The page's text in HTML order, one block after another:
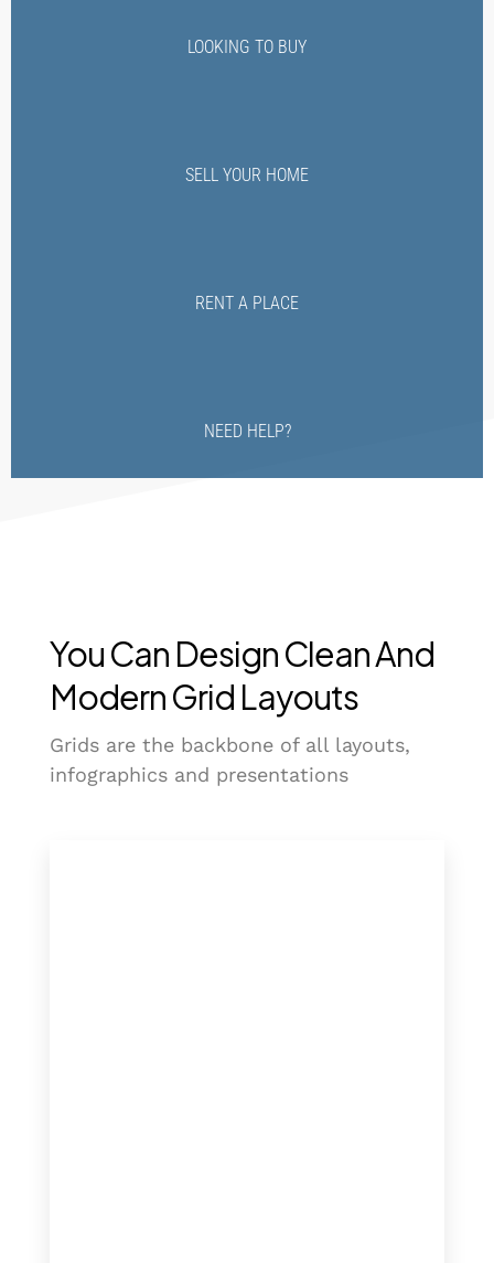
LOOKING TO BUY
SELL YOUR HOME
RENT A PLACE
NEED HELP?
You Can Design Clean And
Modern Grid Layouts
Grids are the backbone of all layouts,
infographics and presentations